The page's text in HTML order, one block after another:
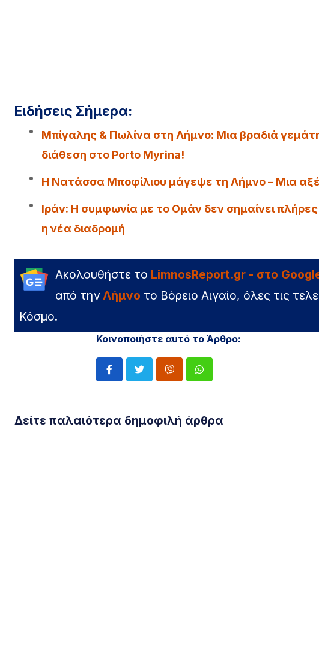
Ειδήσεις Σήμερα:
Μπίγαλης & Πωλίνα στη Λήμνο: Μια βραδιά γεμάτη
διάθεση στο Porto Myrina!
Η Νατάσσα Μποφίλιου μάγεψε τη Λήμνο – Μια
Iράν: Η συμφωνία με το Ομάν δεν σημαίνει
η νέα διαδρομή
Ακολουθήστε το LimnosReport.gr - στο
από την Λήμνο το Βόρειο Αιγαίο, όλες τις
Κόσμο.
Κοινοποιήστε αυτό το Άρθρο:
Δείτε παλαιότερα δημοφιλή άρθρα